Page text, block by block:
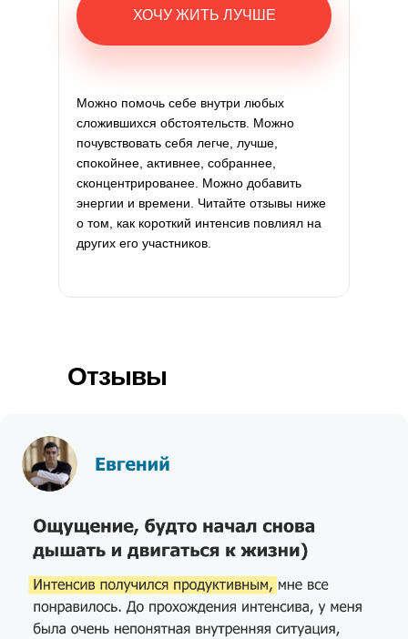
Можно помочь себе внутри любых
сложившихся обстоятельств. Можно
почувствовать себя легче, лучше,
спокойнее, активнее, собраннее,
сконцентрированее. Можно добавить
энергии и времени. Читайте отзывы ниже
о том, как короткий интенсив повлиял на
других его участников.
ХОЧУ ЖИТЬ ЛУЧШЕ
Отзывы